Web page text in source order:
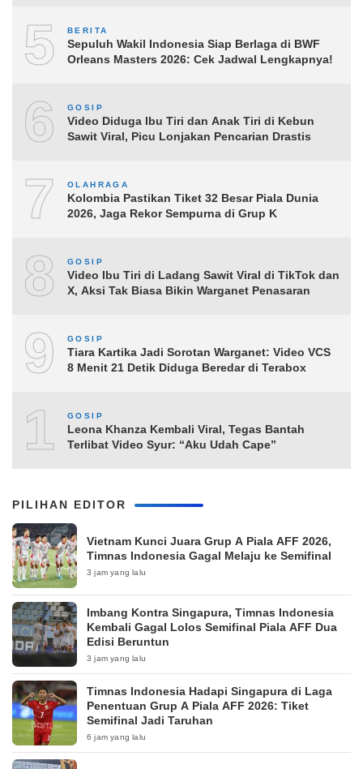
5 BERITA
Sepuluh Wakil Indonesia Siap Berlaga di BWF
Orleans Masters 2026: Cek Jadwal Lengkapnya!
6 GOSIP
Video Diduga Ibu Tiri dan Anak Tiri di Kebun
Sawit Viral, Picu Lonjakan Pencarian Drastis
7 OLAHRAGA
Kolombia Pastikan Tiket 32 Besar Piala Dunia
2026, Jaga Rekor Sempurna di Grup K
8 GOSIP
Video Ibu Tiri di Ladang Sawit Viral di TikTok dan
X, Aksi Tak Biasa Bikin Warganet Penasaran
9 GOSIP
Tiara Kartika Jadi Sorotan Warganet: Video VCS
8 Menit 21 Detik Diduga Beredar di Terabox
10
GOSIP
Leona Khanza Kembali Viral, Tegas Bantah
Terlibat Video Syur: “Aku Udah Cape”
PILIHAN EDITOR
Vietnam Kunci Juara Grup A Piala AFF 2026,
Timnas Indonesia Gagal Melaju ke Semifinal
3 jam yang lalu
Imbang Kontra Singapura, Timnas Indonesia
Kembali Gagal Lolos Semifinal Piala AFF Dua
Edisi Beruntun
3 jam yang lalu
Timnas Indonesia Hadapi Singapura di Laga
Penentuan Grup A Piala AFF 2026: Tiket
Semifinal Jadi Taruhan
6 jam yang lalu